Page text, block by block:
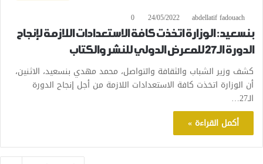
abdellatif fadouach
24/05/2022
0
بنسعيد: الوزارة اتخذت كافة الاستعدادات اللازمة لإنجاح
الدورة الـ27 للمعرض الدولي للنشر والكتاب
كشف وزير الشباب والثقافة والتواصل، محمد مهدي بنسعيد، الاثنين،
أن الوزارة اتخذت كافة الاستعدادات اللازمة من أجل إنجاح الدورة
الـ27…
أكمل القراءة »